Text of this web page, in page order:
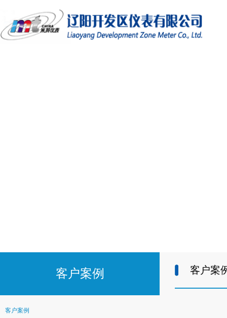
客户案例
客户案例
客户案